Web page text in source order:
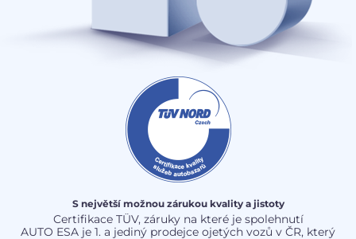
S největší možnou zárukou kvality a jistoty
Certifikace TÜV, záruky na které je spolehnutí
AUTO ESA je 1. a jediný prodejce ojetých vozů v ČR, který